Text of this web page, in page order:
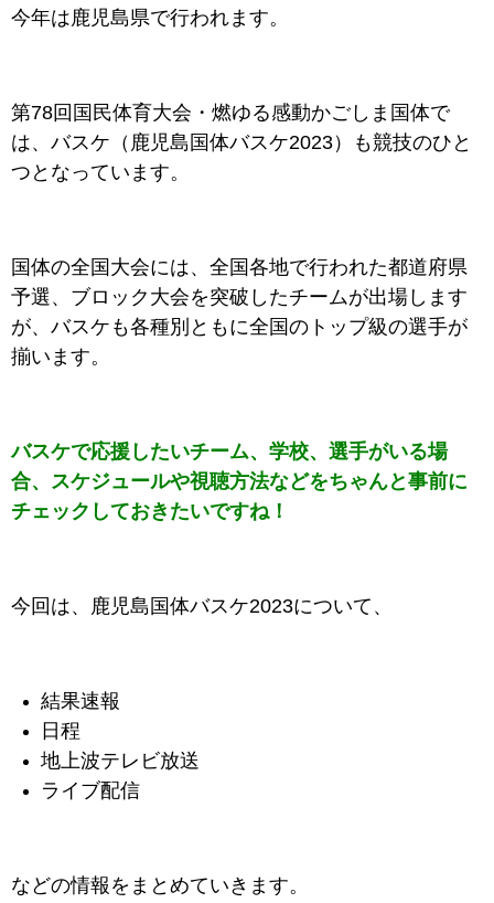
今年は鹿児島県で行われます。
第78回国民体育大会・燃ゆる感動かごしま国体で
は、バスケ （鹿児島国体バスケ2023）も競技のひと
つとなっています。
国体の全国大会には、全国各地で行われた都道府県
予選、ブロック大会を突破したチームが出場します
が、バスケも各種別ともに全国のトップ級の選手が
揃います。
バスケで応援したいチーム、学校、選手がいる場
合、スケジュールや視聴方法などをちゃんと事前に
チェックしておきたいですね！
今回は、鹿児島国体バスケ2023について、
結果速報
日程
地上波テレビ放送
ライブ配信
などの情報をまとめていきます。